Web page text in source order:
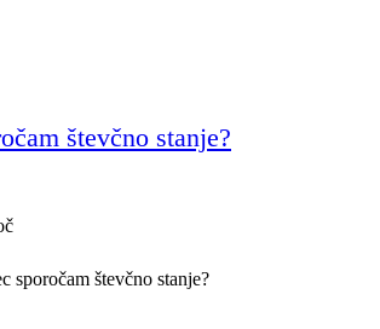
števčno stanje?
sporočam števčno stanje?